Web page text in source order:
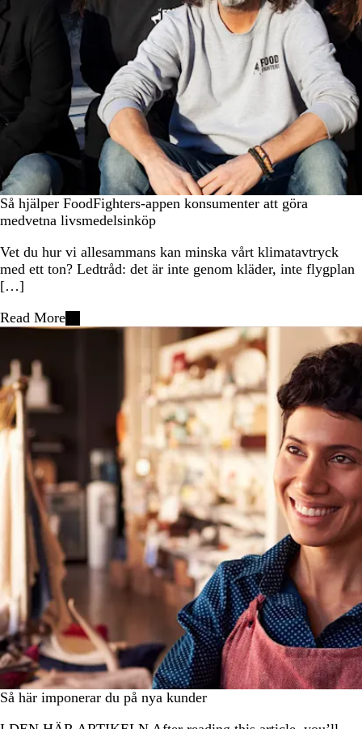
Så hjälper FoodFighters-appen konsumenter att göra
medvetna livsmedelsinköp
Vet du hur vi allesammans kan minska vårt klimatavtryck
med ett ton? Ledtråd: det är inte genom kläder, inte flygplan
[…]
Read More
Så här imponerar du på nya kunder